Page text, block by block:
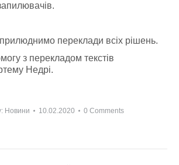
переклади всіх рішень.
з перекладом текстів
Недрі.
Новини 10.02.2020 0 Comments